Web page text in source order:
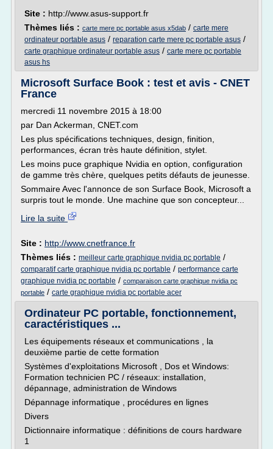
Site : http://www.asus-support.fr
Thèmes liés : carte mere pc portable asus x5dab / carte mere
ordinateur portable asus / reparation carte mere pc portable asus /
carte graphique ordinateur portable asus / carte mere pc portable
asus hs
Microsoft Surface Book : test et avis - CNET
France
mercredi 11 novembre 2015 à 18:00
par Dan Ackerman, CNET.com
Les plus spécifications techniques, design, finition,
performances, écran très haute définition, stylet.
Les moins puce graphique Nvidia en option, configuration
de gamme très chère, quelques petits défauts de jeunesse.
Sommaire Avec l'annonce de son Surface Book, Microsoft a
surpris tout le monde. Une machine que son concepteur...
Lire la suite
Site : http://www.cnetfrance.fr
Thèmes liés : meilleur carte graphique nvidia pc portable /
comparatif carte graphique nvidia pc portable / performance carte
graphique nvidia pc portable / comparaison carte graphique nvidia pc
portable / carte graphique nvidia pc portable acer
Ordinateur PC portable, fonctionnement,
caractéristiques ...
Les équipements réseaux et communications , la
deuxième partie de cette formation
Systèmes d'exploitations Microsoft , Dos et Windows:
Formation technicien PC / réseaux: installation,
dépannage, administration de Windows
Dépannage informatique , procédures en lignes
Divers
Dictionnaire informatique : définitions de cours hardware
1